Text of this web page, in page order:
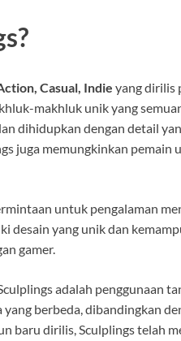
Casual, Indie yang dirilis
makhluk unik yang
dihidupkan dengan detail
juga memungkinkan
untuk pengalaman
desain yang unik dan
gamer.
adalah penggunaan
berbeda, dibandingkan
baru dirilis, Sculplings telah